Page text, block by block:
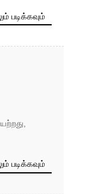
படிக்கவும்
படிக்கவும்